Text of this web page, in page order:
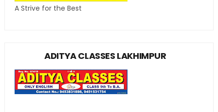
A Strive for the Best
ADITYA CLASSES LAKHIMPUR